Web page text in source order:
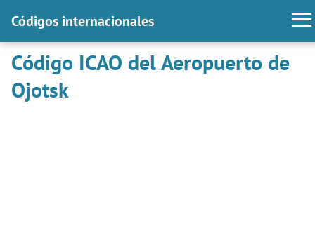
Códigos internacionales
Código ICAO del Aeropuerto de
Ojotsk